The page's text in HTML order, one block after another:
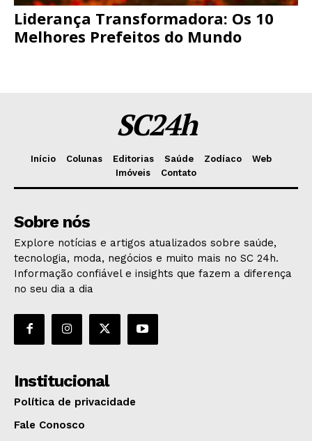
Liderança Transformadora: Os 10
Melhores Prefeitos do Mundo
SC24h
Início Colunas Editorias Saúde Zodíaco
Web
Imóveis
Contato
Sobre nós
Explore notícias e artigos atualizados sobre saúde,
tecnologia, moda, negócios e muito mais no SC 24h.
Informação confiável e insights que fazem a diferença
no seu dia a dia
Institucional
Política de privacidade
Fale Conosco